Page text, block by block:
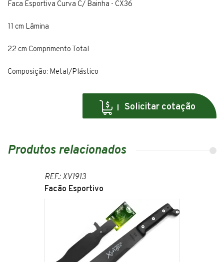
Faca Esportiva Curva C/ Bainha - CX36
11 cm Lâmina
22 cm Comprimento Total
Composição: Metal/Plástico
Solicitar cotação
Produtos relacionados
REF.: XV1913
Facão Esportivo